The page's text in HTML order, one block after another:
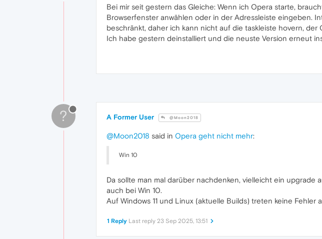
Bei mir seit gestern das Gleiche: Wenn ich Opera starte,
Browserfenster anwählen oder in der Adressleiste eingeben.
beschränkt, daher ich kann nicht auf die taskleiste hovern,
Ich habe gestern deinstalliert und die neuste Version erneut
? A Former User @Moon2018
@Moon2018 said in Opera geht nicht mehr:
Win 10
Da sollte man mal darüber nachdenken, vielleicht ein upgrade
auch bei Win 10.
Auf Windows 11 und Linux (aktuelle Builds) treten keine Fehler
1 Reply Last reply 23 Sep 2025, 13:51